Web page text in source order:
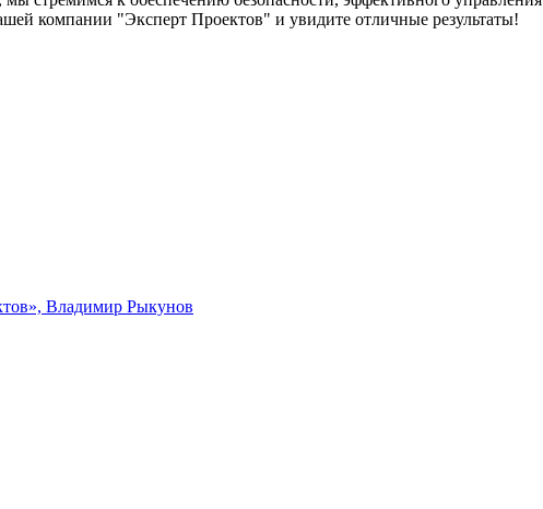
компании "Эксперт Проектов" и увидите отличные результаты!
Владимир Рыкунов